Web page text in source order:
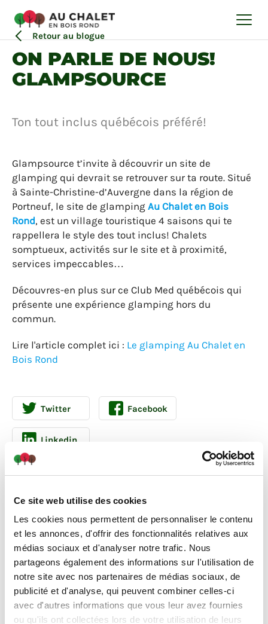
Ce site web utilise des cookies
Les cookies nous permettent de personnaliser le contenu
et les annonces, d'offrir des fonctionnalités relatives aux
médias sociaux et d'analyser notre trafic. Nous
partageons également des informations sur l'utilisation de
notre site avec nos partenaires de médias sociaux, de
publicité et d'analyse, qui peuvent combiner celles-ci
avec d'autres informations que vous leur avez fournies
ou qu'ils ont collectées lors de votre utilisation de leurs
Retour au blogue
4 AOÛT 2023
ON PARLE DE NOUS!
GLAMPSOURCE
Village
Ton tout inclus québécois préféré!
Glampsource t’invite à découvrir un site de
glamping qui devrait se retrouver sur ta route. Situé
à Sainte-Christine-d’Auvergne dans la région de
Portneuf, le site de glamping Au Chalet en Bois
Rond, est un village touristique 4 saisons qui te
rappellera le style des tout inclus! Chalets
somptueux, activités sur le site et à proximité,
services impeccables…
Découvres-en plus sur ce Club Med québécois qui
présente une expérience glamping hors du
commun.
Lire l'article complet ici : Le glamping Au Chalet en
Bois Rond
Twitter Facebook
Linkedin